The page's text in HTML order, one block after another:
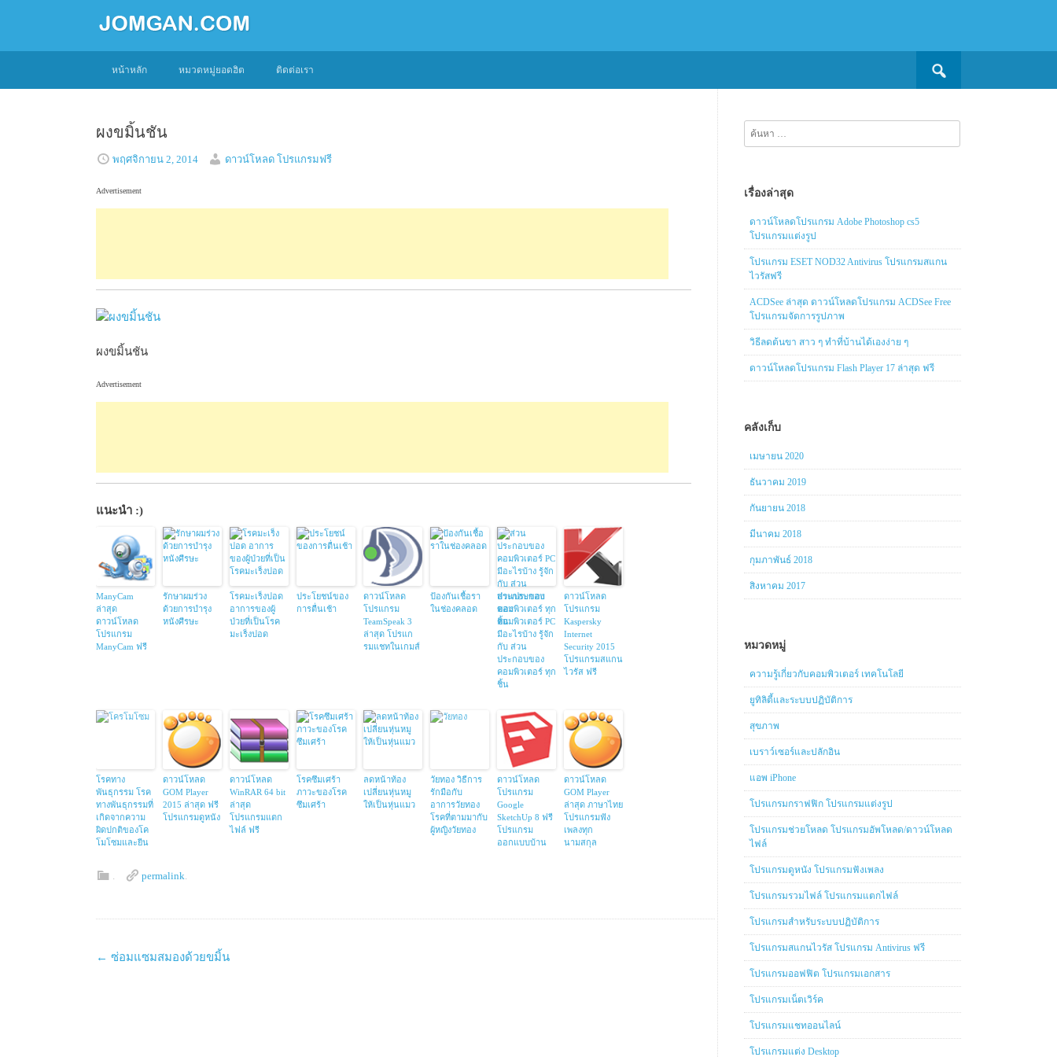
SKIP
หน้าหลัก หมวดหมู่ยอดฮิต ติดต่อเรา
ผงขมิ้นชัน
พฤศจิกายน 2, 2014 ดาวน์โหลด โปรแกรมฟรี
Advertisement
ผงขมิ้นชัน
Advertisement
แนะนำ :)
ManyCam
ล่าสุด
ดาวน์โหลด
โปรแกรม
ManyCam ฟรี
รักษาผมร่วง
ด้วยการบำรุง
หนังศีรษะ
โรคมะเร็งปอด
อาการของผู้
ป่วยที่เป็นโรค
มะเร็งปอด
ประโยชน์ของ
การตื่นเช้า
ดาวน์โหลด
โปรแกรม
TeamSpeak 3
ล่าสุด โปรแก
รมแชทในเกมส์
ป้องกันเชื้อรา
ในช่องคลอด
ส่วนประกอบ
ของ
คอมพิวเตอร์ PC
มีอะไรบ้าง รู้จัก
กับ ส่วน
ประกอบของ
คอมพิวเตอร์ ทุก
ชิ้น
ดาวน์โหลด
โปรแกรม
Kaspersky
Internet
Security 2015
โปรแกรมสแกน
ไวรัส ฟรี
โรคทาง
พันธุกรรม โรค
ทางพันธุกรรมที่
เกิดจากความ
ผิดปกติของโค
โมโซมและยีน
ดาวน์โหลด
GOM Player
2015 ล่าสุด ฟรี
โปรแกรมดูหนัง
ดาวน์โหลด
WinRAR 64 bit
ล่าสุด
โปรแกรมแตก
ไฟล์ ฟรี
โรคซึมเศร้า
ภาวะของโรค
ซึมเศร้า
ลดหน้าท้อง
เปลี่ยนหุ่นหมู
ให้เป็นหุ่นแมว
วัยทอง วิธีการ
รักมือกับ
อาการวัยทอง
โรคที่ตามมากับ
ผู้หญิงวัยทอง
ดาวน์โหลด
โปรแกรม
Google
SketchUp 8 ฟรี
โปรแกรม
ออกแบบบ้าน
ดาวน์โหลด
GOM Player
ล่าสุด ภาษาไทย
โปรแกรมฟัง
เพลงทุก
นามสกุล
permalink
Post
← ซ่อมแซมสมองด้วยขมิ้น
ค้นหา
เรื่องล่าสุด
ดาวน์โหลดโปรแกรม Adobe Photoshop cs5
โปรแกรมแต่งรูป
โปรแกรม ESET NOD32 Antivirus โปรแกรมสแกน
ไวรัสฟรี
ACDSee ล่าสุด ดาวน์โหลดโปรแกรม ACDSee Free
โปรแกรมจัดการรูปภาพ
วิธีลดต้นขา สาว ๆ ทำที่บ้านได้เองง่าย ๆ
ดาวน์โหลดโปรแกรม Flash Player 17 ล่าสุด ฟรี
คลังเก็บ
เมษายน 2020
ธันวาคม 2019
กันยายน 2018
มีนาคม 2018
กุมภาพันธ์ 2018
สิงหาคม 2017
หมวดหมู่
ความรู้เกี่ยวกับคอมพิวเตอร์ เทคโนโลยี
ยูทิลิตี้และระบบปฏิบัติการ
สุขภาพ
เบราว์เซอร์และปลักอิน
แอพ iPhone
โปรแกรมกราฟฟิก โปรแกรมแต่งรูป
โปรแกรมช่วยโหลด โปรแกรมอัพโหลด/ดาวน์โหลด
ไฟล์
โปรแกรมดูหนัง โปรแกรมฟังเพลง
โปรแกรมรวมไฟล์ โปรแกรมแตกไฟล์
โปรแกรมสำหรับระบบปฏิบัติการ
โปรแกรมสแกนไวรัส โปรแกรม Antivirus ฟรี
โปรแกรมออฟฟิต โปรแกรมเอกสาร
โปรแกรมเน็ตเวิร์ค
โปรแกรมแชทออนไลน์
โปรแกรมแต่ง Desktop